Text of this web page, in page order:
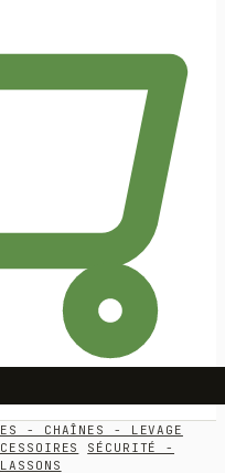
- CHAÎNES - LEVAGE
SÉCURITÉ -